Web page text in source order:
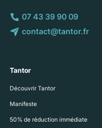
07 43 39 90 09
contact@tantor.fr
Tantor
Découvrir Tantor
Manifeste
50% de réduction immédiate